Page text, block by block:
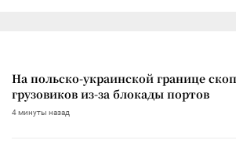
На польско-украинской границе
грузовиков из-за блокады портов
4 минуты назад